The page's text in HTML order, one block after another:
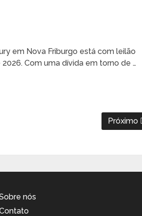
em Nova Friburgo está com leilão
Com uma dívida em torno de …
Próximo
nós